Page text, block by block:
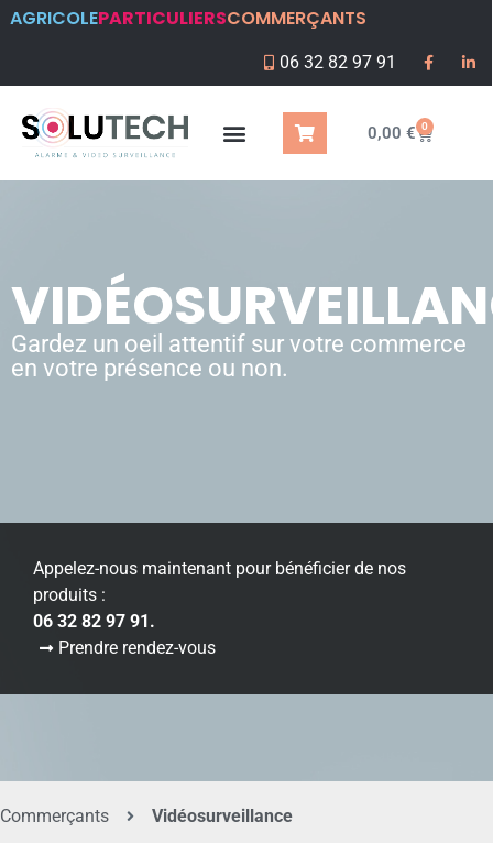
AGRICOLEPARTICULIERSCOMMERÇANTS
06 32 82 97 91
0,00 € 0
Gardez un oeil attentif sur votre commerce
en votre présence ou non.
Appelez-nous maintenant pour bénéficier de nos
produits :
06 32 82 97 91.
Prendre rendez-vous
Commerçants Vidéosurveillance